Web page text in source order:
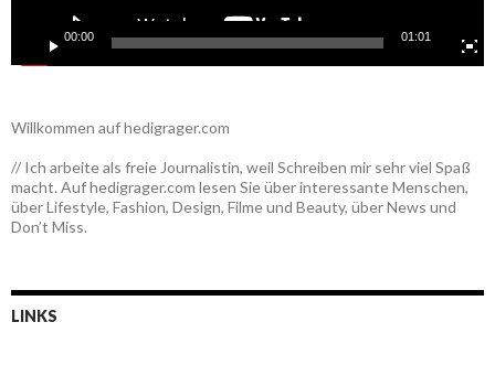
00:00 01:01
Willkommen auf hedigrager.com
// Ich arbeite als freie Journalistin, weil Schreiben mir sehr viel Spaß
macht. Auf hedigrager.com lesen Sie über interessante Menschen,
über Lifestyle, Fashion, Design, Filme und Beauty, über News und
Don’t Miss.
LINKS